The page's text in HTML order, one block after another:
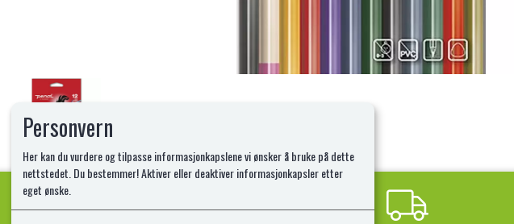
Personvern
Her kan du vurdere og tilpasse informasjonkapslene vi ønsker å bruke på dette
nettstedet. Du bestemmer! Aktiver eller deaktiver informasjonkapsler etter
eget ønske.